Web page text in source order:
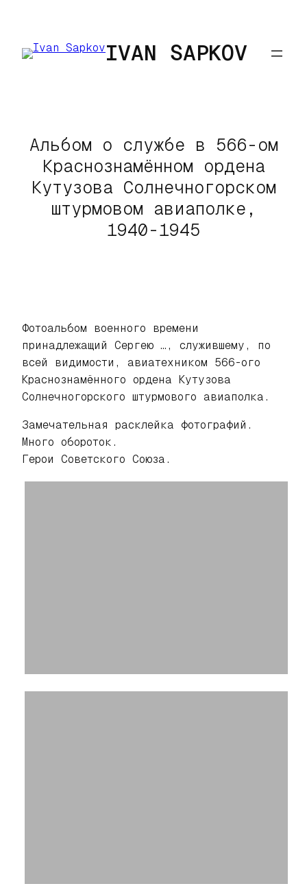
содержимому
IVAN SAPKOV
Альбом о службе в 566-ом
Краснознамённом ордена
Кутузова Солнечногорском
штурмовом авиаполке,
1940-1945
Фотоальбом военного времени
принадлежащий Сергею …, служившему, по
всей видимости, авиатехником 566-ого
Краснознамённого ордена Кутузова
Солнечногорского штурмового авиаполка.
Замечательная расклейка фотографий.
Много обороток.
Герои Советского Союза.